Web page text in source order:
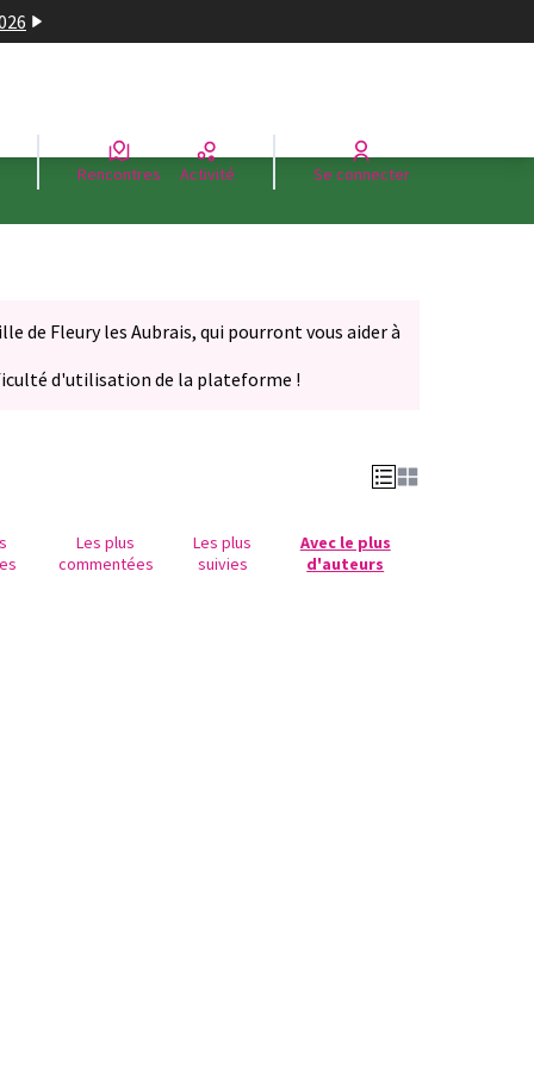
Rencontres Activité Se connecter
de Fleury les Aubrais, qui pourront vous aider à
d'utilisation de la plateforme !
Les plus
commentées
Les plus
suivies
Avec le plus
d'auteurs